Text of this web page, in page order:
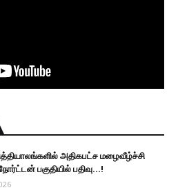
அதிகபட்ச மழைவீழ்ச்சி
பகுதியில் பதிவு...!